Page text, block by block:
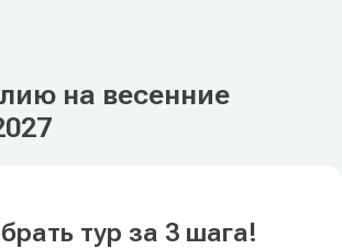
на весенние
тур за 3 шага!